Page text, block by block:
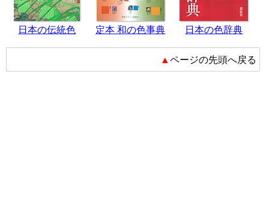
日本の伝統色 定本 和の色事典 日本の色辞典
▲ページの先頭へ戻る